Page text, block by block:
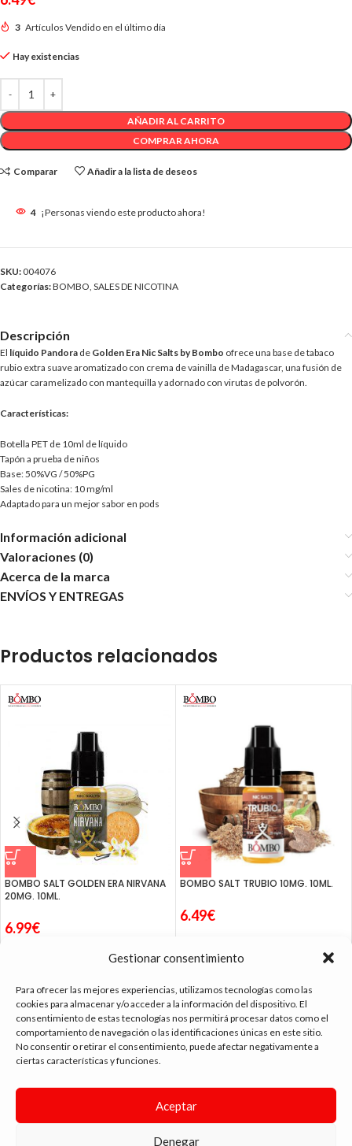
Gestionar consentimiento
Para ofrecer las mejores experiencias, utilizamos tecnologías como las
cookies para almacenar y/o acceder a la información del dispositivo. El
consentimiento de estas tecnologías nos permitirá procesar datos como el
comportamiento de navegación o las identificaciones únicas en este sitio.
No consentir o retirar el consentimiento, puede afectar negativamente a
ciertas características y funciones.
Aceptar
Denegar
3 Artículos Vendido en el último día
Hay existencias
AÑADIR AL CARRITO
COMPRAR AHORA
Comparar Añadir a la lista de deseos
4 ¡Personas viendo este producto ahora!
SKU: 004076
Categorías:BOMBO SALES DE NICOTINA
Descripción
El líquido Pandora de Golden Era Nic Salts by Bombo ofrece una base de tabaco
rubio extra suave aromatizado con crema de vainilla de Madagascar, una fusión de
azúcar caramelizado con mantequilla y adornado con virutas de polvorón.
Características:
Botella PET de 10ml de líquido
Tapón a prueba de niños
Base: 50%VG / 50%PG
Sales de nicotina: 10 mg/ml
Adaptado para un mejor sabor en pods
Información adicional
Valoraciones (0)
Acerca de la marca
ENVÍOS Y ENTREGAS
Productos relacionados
BOMBO SALT GOLDEN ERA NIRVANA
20MG. 10ML.
6.99€
BOMBO SALT TRUBIO 10MG. 10ML.
6.49€
tienda vapeo málaga